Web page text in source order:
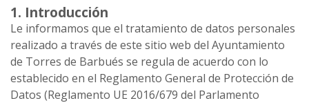
1. Introducción
Le informamos que el tratamiento de datos personales
realizado a través de este sitio web del Ayuntamiento
de Torres de Barbués se regula de acuerdo con lo
establecido en el Reglamento General de Protección de
Datos (Reglamento UE 2016/679 del Parlamento